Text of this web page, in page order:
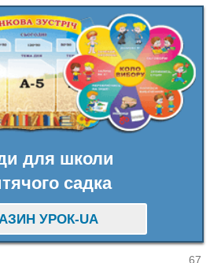
для школи
садка
УРОК-UA
67